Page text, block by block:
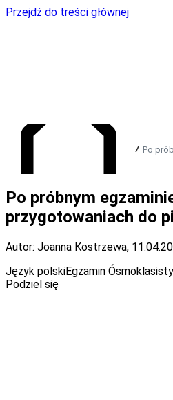
Przejdź do treści głównej
Przejdź do strony głównej
Po
Po próbnym
przygotowaniach do
Autor: Joanna Kostrzewa,
Język polskiEgzamin Ósmoklasisty
Podziel się